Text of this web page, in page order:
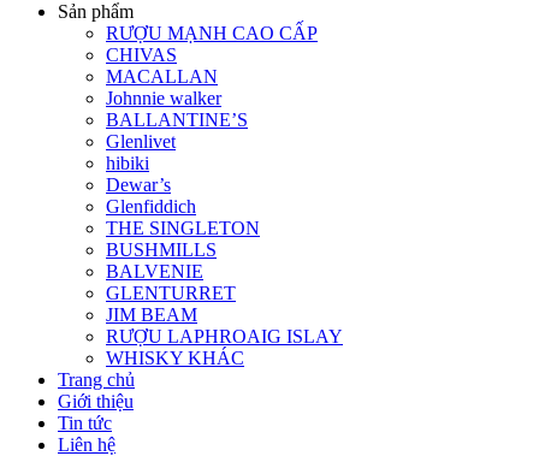
Sản phẩm
RƯỢU MẠNH CAO CẤP
CHIVAS
MACALLAN
Johnnie walker
BALLANTINE’S
Glenlivet
hibiki
Dewar’s
Glenfiddich
THE SINGLETON
BUSHMILLS
BALVENIE
GLENTURRET
JIM BEAM
RƯỢU LAPHROAIG ISLAY
WHISKY KHÁC
Trang chủ
Giới thiệu
Tin tức
Liên hệ